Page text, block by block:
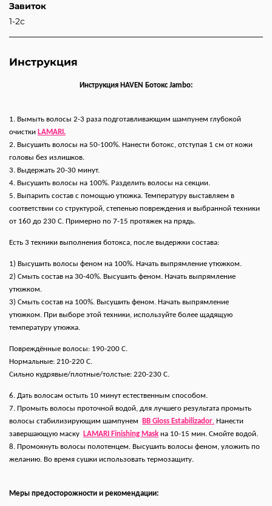
Завиток
1-2с
Инструкция
Инструкция HAVEN Ботокс Jambo:
1. Вымыть волосы 2-3 раза подготавливающим шампунем глубокой
очистки LAMARI.
2. Высушить волосы на 50-100%. Нанести ботокс, отступая 1 см от кожи
головы без излишков.
3. Выдержать 20-30 минут.
4. Высушить волосы на 100%. Разделить волосы на секции.
5. Выпарить состав с помощью утюжка. Температуру выставляем в
соответствии со структурой, степенью повреждения и выбранной техники
от 160 до 230 С. Примерно по 7-15 протяжек на прядь.
Есть 3 техники выполнения ботокса, после выдержки состава:
1) Высушить волосы феном на 100%. Начать выпрямление утюжком.
2) Смыть состав на 30-40%. Высушить феном. Начать выпрямление
утюжком.
3) Смыть состав на 100%. Высушить феном. Начать выпрямление
утюжком. При выборе этой техники, используйте более щадящую
температуру утюжка.
Повреждённые волосы: 190-200 С.
Нормальные: 210-220 С.
Сильно кудрявые/плотные/толстые: 220-230 С.
6. Дать волосам остыть 10 минут естественным способом.
7. Промыть волосы проточной водой, для лучшего результата промыть
волосы стабилизирующим шампунем
BB Gloss Estabilizador. Нанести
завершающую маску
LAMARI Finishing Mask на 10-15 мин. Смойте водой.
8. Промокнуть волосы полотенцем. Высушить волосы феном, уложить по
желанию. Во время сушки использовать термозащиту.
Меры предосторожности и рекомендации: